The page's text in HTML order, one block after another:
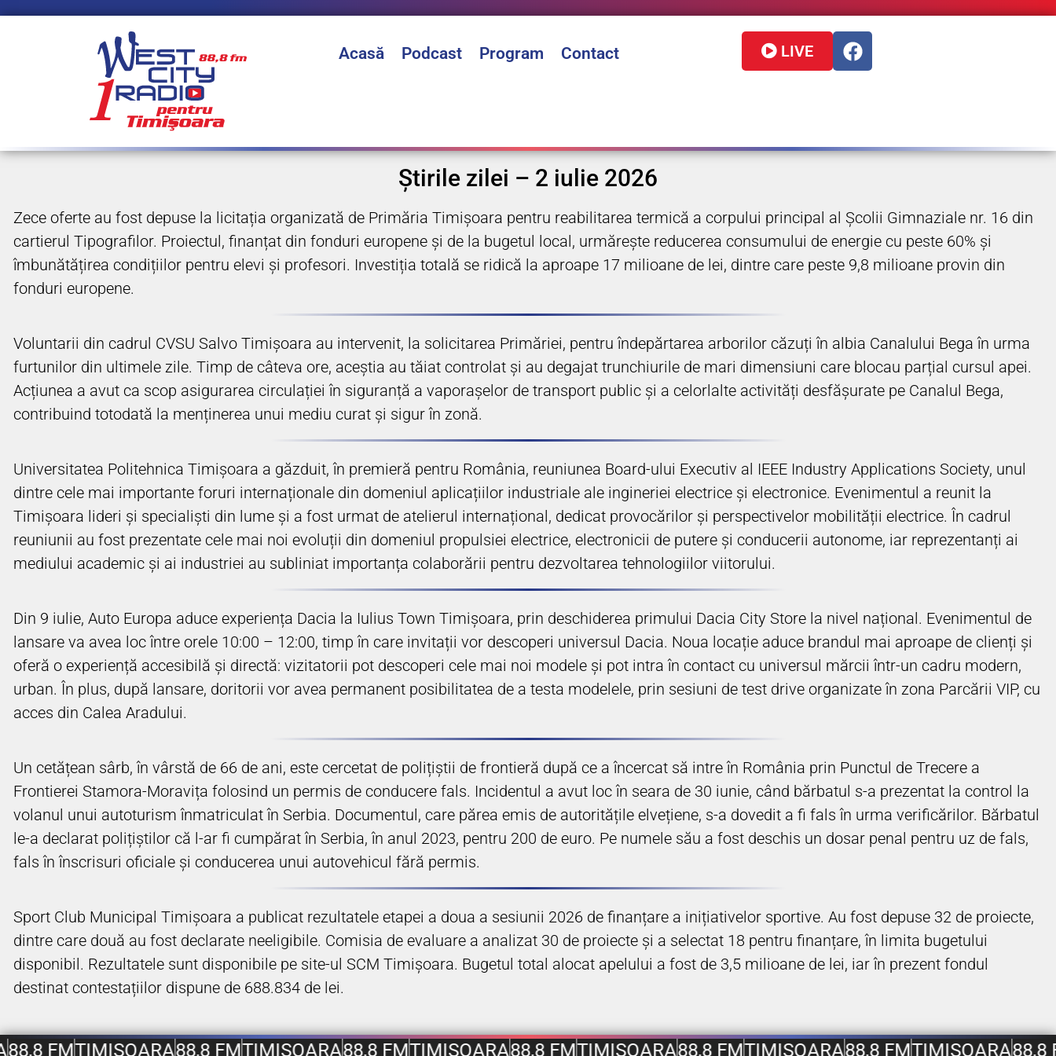
Acasă Podcast Program Contact LIVE
Știrile zilei – 2 iulie 2026
Zece oferte au fost depuse la licitația organizată de Primăria Timișoara pentru reabilitarea termică a corpului principal al Școlii Gimnaziale nr. 16 din
cartierul Tipografilor. Proiectul, finanțat din fonduri europene și de la bugetul local, urmărește reducerea consumului de energie cu peste 60% și
îmbunătățirea condițiilor pentru elevi și profesori. Investiția totală se ridică la aproape 17 milioane de lei, dintre care peste 9,8 milioane provin din
fonduri europene.
Voluntarii din cadrul CVSU Salvo Timișoara au intervenit, la solicitarea Primăriei, pentru îndepărtarea arborilor căzuți în albia Canalului Bega în urma
furtunilor din ultimele zile. Timp de câteva ore, aceștia au tăiat controlat și au degajat trunchiurile de mari dimensiuni care blocau parțial cursul apei.
Acțiunea a avut ca scop asigurarea circulației în siguranță a vaporașelor de transport public și a celorlalte activități desfășurate pe Canalul Bega,
contribuind totodată la menținerea unui mediu curat și sigur în zonă.
Universitatea Politehnica Timișoara a găzduit, în premieră pentru România, reuniunea Board-ului Executiv al IEEE Industry Applications Society, unul
dintre cele mai importante foruri internaționale din domeniul aplicațiilor industriale ale ingineriei electrice și electronice. Evenimentul a reunit la
Timișoara lideri și specialiști din lume și a fost urmat de atelierul internațional, dedicat provocărilor și perspectivelor mobilității electrice. În cadrul
reuniunii au fost prezentate cele mai noi evoluții din domeniul propulsiei electrice, electronicii de putere și conducerii autonome, iar reprezentanți ai
mediului academic și ai industriei au subliniat importanța colaborării pentru dezvoltarea tehnologiilor viitorului.
Din 9 iulie, Auto Europa aduce experiența Dacia la Iulius Town Timișoara, prin deschiderea primului Dacia City Store la nivel național. Evenimentul de
lansare va avea loc între orele 10:00 – 12:00, timp în care invitații vor descoperi universul Dacia. Noua locație aduce brandul mai aproape de clienți și
oferă o experiență accesibilă și directă: vizitatorii pot descoperi cele mai noi modele și pot intra în contact cu universul mărcii într-un cadru modern,
urban. În plus, după lansare, doritorii vor avea permanent posibilitatea de a testa modelele, prin sesiuni de test drive organizate în zona Parcării VIP, cu
acces din Calea Aradului.
Un cetățean sârb, în vârstă de 66 de ani, este cercetat de polițiștii de frontieră după ce a încercat să intre în România prin Punctul de Trecere a
Frontierei Stamora-Moravița folosind un permis de conducere fals. Incidentul a avut loc în seara de 30 iunie, când bărbatul s-a prezentat la control la
volanul unui autoturism înmatriculat în Serbia. Documentul, care părea emis de autoritățile elvețiene, s-a dovedit a fi fals în urma verificărilor. Bărbatul
le-a declarat polițiștilor că l-ar fi cumpărat în Serbia, în anul 2023, pentru 200 de euro. Pe numele său a fost deschis un dosar penal pentru uz de fals,
fals în înscrisuri oficiale și conducerea unui autovehicul fără permis.
Sport Club Municipal Timișoara a publicat rezultatele etapei a doua a sesiunii 2026 de finanțare a inițiativelor sportive. Au fost depuse 32 de proiecte,
dintre care două au fost declarate neeligibile. Comisia de evaluare a analizat 30 de proiecte și a selectat 18 pentru finanțare, în limita bugetului
disponibil. Rezultatele sunt disponibile pe site-ul SCM Timișoara. Bugetul total alocat apelului a fost de 3,5 milioane de lei, iar în prezent fondul
destinat contestațiilor dispune de 688.834 de lei.
88,8 FMTIMIȘOARA88,8 FMTIMIȘOARA88,8 FMTIMIȘOARA88,8 FMTIMIȘOARA88,8 FMTIMIȘOARA88,8 FMTIMIȘOARA88,8